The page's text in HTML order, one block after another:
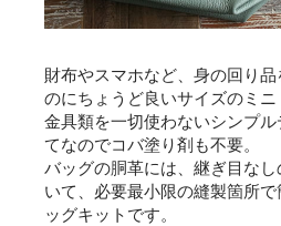
財布やスマホなど、身の回り
のにちょうど良いサイズのミニ
金具類を一切使わないシンプ
てなのでコバ塗り剤も不要。
バッグの胴革には、継ぎ目な
いて、必要最小限の縫製箇所
ッグキットです。